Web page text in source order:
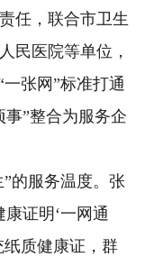
任，联合市卫生
民医院等单位，
张网”标准打通
”整合为服务企
的服务温度。张
证明‘一网通
纸质健康证，群